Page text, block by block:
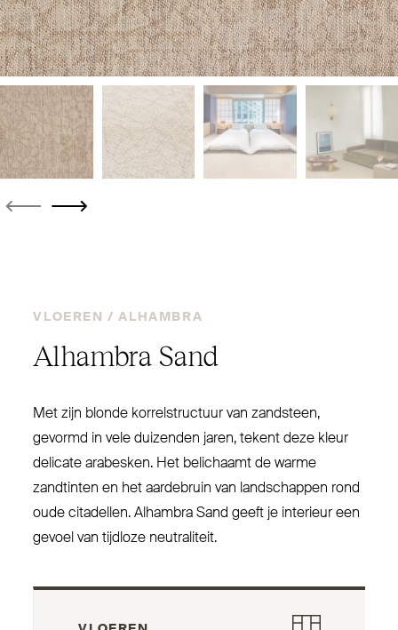
VLOEREN / ALHAMBRA
Alhambra Sand
Met zijn blonde kor­rel­structuur van zandsteen,
gevormd in vele duizenden jaren, tekent deze kleur
delicate arabesken. Het belichaamt de warme
zandtinten en het aar­debruin van land­schappen rond
oude citadellen. Alhambra Sand geeft je interieur een
gevoel van tijdloze neutraliteit.